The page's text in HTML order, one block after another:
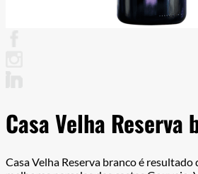
Casa Velha Reserva
Casa Velha Reserva branco é resultado